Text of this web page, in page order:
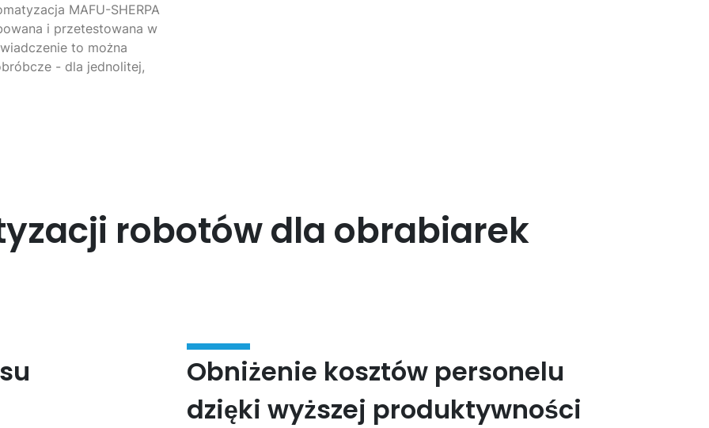
MAFU-SHERPA
i przetestowana w
to można
- dla jednolitej,
robotów dla obrabiarek
Obniżenie kosztów personelu
dzięki wyższej produktywności